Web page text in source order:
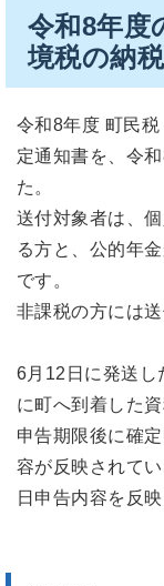
令和8年度
境税の納
令和8年度 町民
定通知書を、令
た。
送付対象者は、
る方と、公的年
です。
非課税の方には送
6月12日に発送し
に町へ到着した
申告期限後に確
容が反映されて
日申告内容を反